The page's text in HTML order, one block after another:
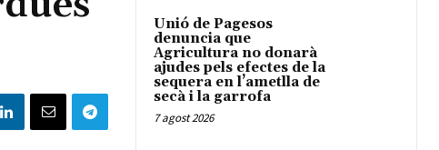
Unió de Pagesos
denuncia que
Agricultura no donarà
ajudes pels efectes de la
sequera en l’ametlla de
secà i la garrofa
7 agost 2026